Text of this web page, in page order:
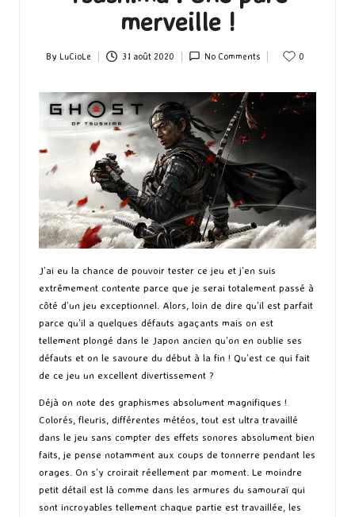
merveille !
Posted
By LuCioLe 31 août 2020 No Comments 0
J’ai eu la chance de pouvoir tester ce jeu et j’en suis
extrêmement contente parce que je serai totalement passé à
côté d’un jeu exceptionnel. Alors, loin de dire qu’il est parfait
parce qu’il a quelques défauts agaçants mais on est
tellement plongé dans le Japon ancien qu’on en oublie ses
défauts et on le savoure du début à la fin ! Qu’est ce qui fait
de ce jeu un excellent divertissement ?
Déjà on note des graphismes absolument magnifiques !
Colorés, fleuris, différentes météos, tout est ultra travaillé
dans le jeu sans compter des effets sonores absolument bien
faits, je pense notamment aux coups de tonnerre pendant les
orages. On s’y croirait réellement par moment. Le moindre
petit détail est là comme dans les armures du samouraï qui
sont incroyables tellement chaque partie est travaillée, les